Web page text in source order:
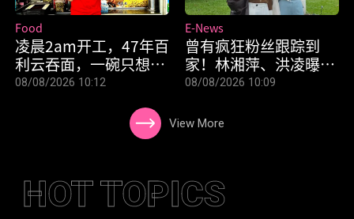
凌晨2am开工，47年百
利云吞面，一碗只想卖
$4.50！
Food
08/08/2026 10:12
曾有疯狂粉丝跟踪到
家！林湘萍、洪凌曝惊
魂经历
E-News
08/08/2026 10:09
View More
HOT TOPICS